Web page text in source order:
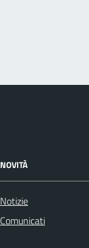
NOVITÀ
Notizie
Comunicati